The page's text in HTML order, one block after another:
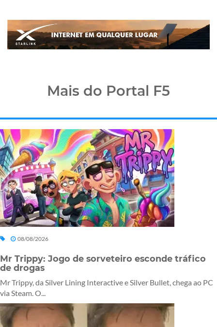
Mais do Portal F5
08/08/2026
Mr Trippy: Jogo de sorveteiro esconde tráfico
de drogas
Mr Trippy, da Silver Lining Interactive e Silver Bullet, chega ao PC
via Steam. O...